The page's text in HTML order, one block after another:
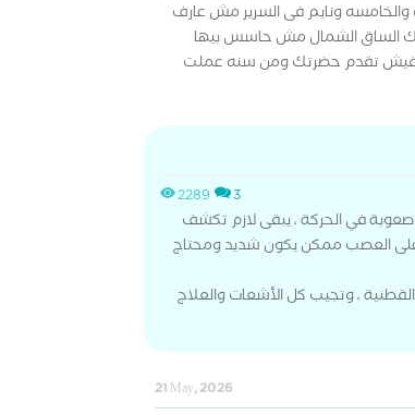
والخامسه ونايم فى السرير مش عارف
الساق الشمال مش حاسس بيها
تقدم حضرتك ومن سنه عملت
2289 3
في الحركة ، يبقى لازم تكشف
العصب ممكن يكون شديد ومحتاج
، وتجيب كل الأشعات والعلاج
21 May, 2026